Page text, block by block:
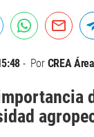
Por CREA